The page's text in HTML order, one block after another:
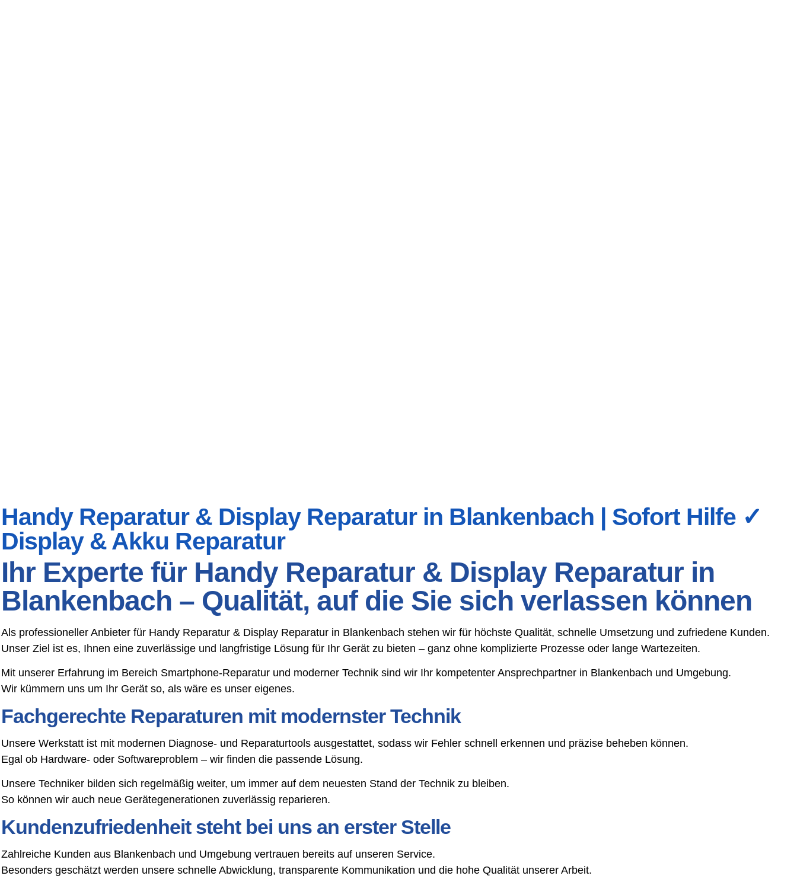
Handy Reparatur & Display Reparatur in Blankenbach | Sofort Hilfe ✓
Display & Akku Reparatur
Ihr Experte für Handy Reparatur & Display Reparatur in
Blankenbach – Qualität, auf die Sie sich verlassen können
Als professioneller Anbieter für Handy Reparatur & Display Reparatur in Blankenbach stehen wir für höchste Qualität, schnelle Umsetzung und zufriedene Kunden.
Unser Ziel ist es, Ihnen eine zuverlässige und langfristige Lösung für Ihr Gerät zu bieten – ganz ohne komplizierte Prozesse oder lange Wartezeiten.
Mit unserer Erfahrung im Bereich Smartphone-Reparatur und moderner Technik sind wir Ihr kompetenter Ansprechpartner in Blankenbach und Umgebung.
Wir kümmern uns um Ihr Gerät so, als wäre es unser eigenes.
Fachgerechte Reparaturen mit modernster Technik
Unsere Werkstatt ist mit modernen Diagnose- und Reparaturtools ausgestattet, sodass wir Fehler schnell erkennen und präzise beheben können.
Egal ob Hardware- oder Softwareproblem – wir finden die passende Lösung.
Unsere Techniker bilden sich regelmäßig weiter, um immer auf dem neuesten Stand der Technik zu bleiben.
So können wir auch neue Gerätegenerationen zuverlässig reparieren.
Kundenzufriedenheit steht bei uns an erster Stelle
Zahlreiche Kunden aus Blankenbach und Umgebung vertrauen bereits auf unseren Service.
Besonders geschätzt werden unsere schnelle Abwicklung, transparente Kommunikation und die hohe Qualität unserer Arbeit.